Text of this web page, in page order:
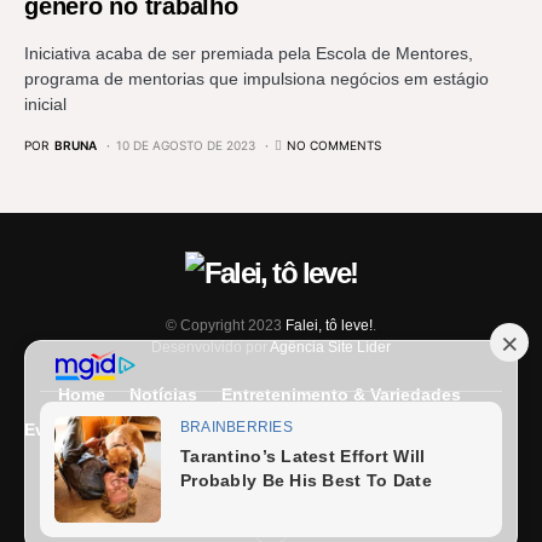
gênero no trabalho
Iniciativa acaba de ser premiada pela Escola de Mentores,
programa de mentorias que impulsiona negócios em estágio
inicial
POR BRUNA 10 DE AGOSTO DE 2023 NO COMMENTS
© Copyright 2023 Falei, tô leve!.
Desenvolvido por Agência Site Líder
Home Notícias
Entretenimento & Variedades
Eventos
Entrevista Últimas Notícias
Expediente
Fale Conosco Termos e condições